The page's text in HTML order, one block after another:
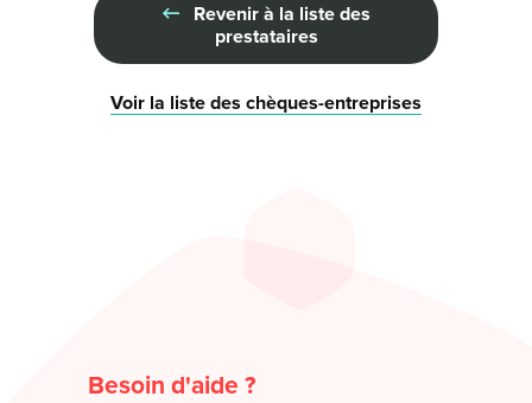
Revenir à la liste des
prestataires
Voir la liste des chèques-entreprises
Besoin d'aide ?